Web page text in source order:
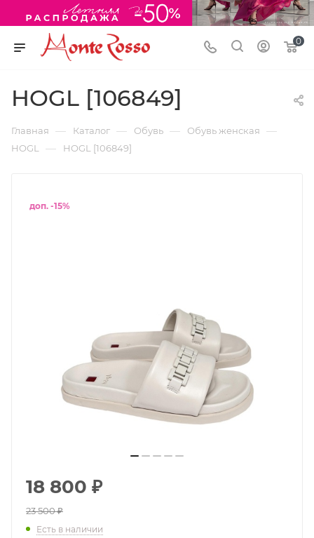
0
HOGL [106849]
Главная — Каталог — Обувь — Обувь женская —
HOGL — HOGL [106849]
доп. -15%
18 800 ₽
23 500₽
Есть в наличии